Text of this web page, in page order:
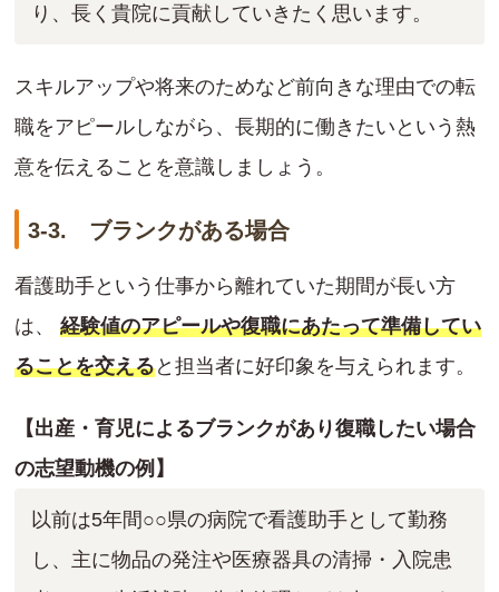
り、長く貴院に貢献していきたく思います。
スキルアップや将来のためなど前向きな理由での転
職をアピールしながら、長期的に働きたいという熱
意を伝えることを意識しましょう。
3-3. ブランクがある場合
看護助手という仕事から離れていた期間が長い方
は、 経験値のアピールや復職にあたって準備してい
ることを交えると担当者に好印象を与えられます。
【出産・育児によるブランクがあり復職したい場合
の志望動機の例】
以前は5年間○○県の病院で看護助手として勤務
し、主に物品の発注や医療器具の清掃・入院患